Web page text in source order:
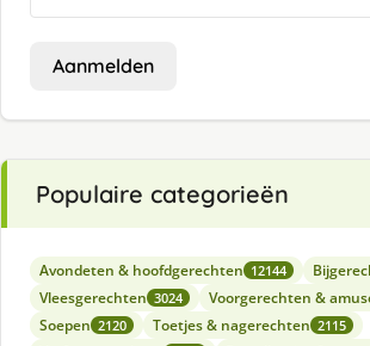
Aanmelden
Populaire categorieën
Avondeten & hoofdgerechten 12144
Vleesgerechten 3024 Voorgerechten &
Soepen 2120 Toetjes & nagerechten 2115